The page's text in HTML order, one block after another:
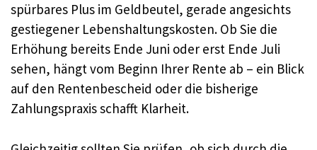
spürbares Plus im Geldbeutel, gerade angesichts
gestiegener Lebenshaltungskosten. Ob Sie die
Erhöhung bereits Ende Juni oder erst Ende Juli
sehen, hängt vom Beginn Ihrer Rente ab – ein Blick
auf den Rentenbescheid oder die bisherige
Zahlungspraxis schafft Klarheit.